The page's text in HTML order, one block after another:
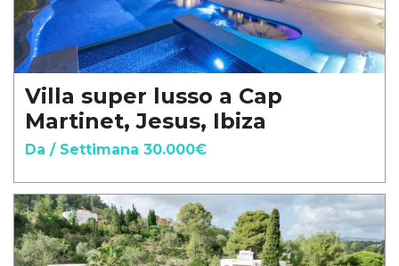
Villa super lusso a Cap
Martinet, Jesus, Ibiza
Da / Settimana 30.000€